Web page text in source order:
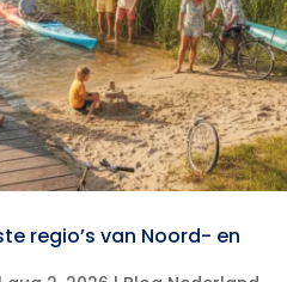
regio’s van Noord- en